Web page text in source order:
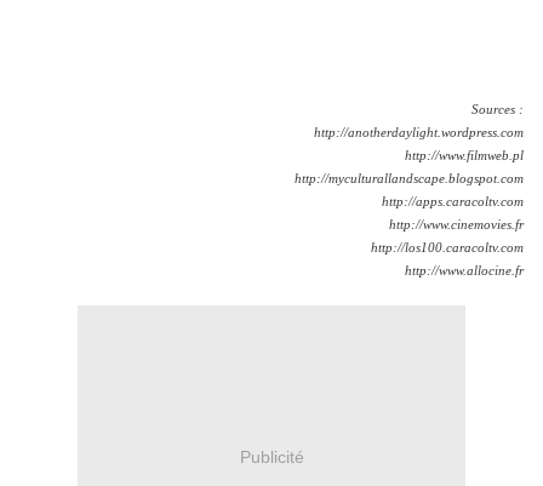
Sources :
http://anotherdaylight.wordpress.com
http://www.filmweb.pl
http://myculturallandscape.blogspot.com
http://apps.caracoltv.com
http://www.cinemovies.fr
http://los100.caracoltv.com
http://www.allocine.fr
Publicité